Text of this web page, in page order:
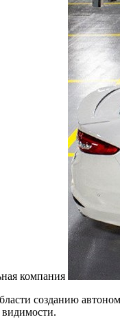
компания
созданию
видимости.